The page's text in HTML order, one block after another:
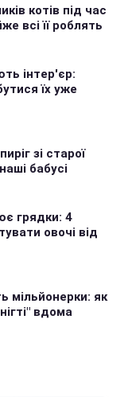
котів під час
всі її роблять
інтер'єр:
їх уже
зі старої
бабусі
грядки: 4
овочі від
мільйонерки: як
вдома